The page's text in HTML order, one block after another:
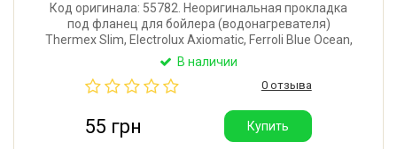
Код оригинала: 55782. Неоригинальная прокладка
под фланец для бойлера (водонагревателя)
Thermex Slim, Electrolux Axiomatic, Ferroli Blue Ocean,
Garanterm. Производитель: Китай.
В наличии
0 отзыва
55 грн Купить